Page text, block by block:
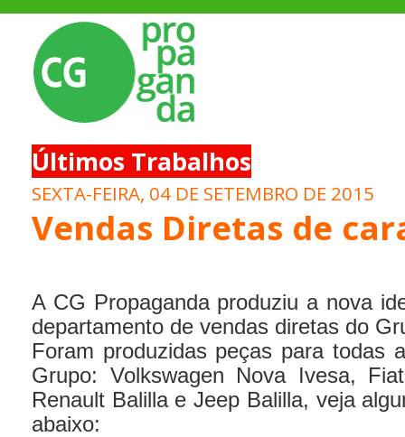
Últimos Trabalhos
SEXTA-FEIRA, 04 DE SETEMBRO DE 2015
Vendas Diretas de
A CG Propaganda produziu a nova
departamento de vendas diretas do
Foram produzidas peças para todas
Grupo: Volkswagen Nova Ivesa,
Renault Balilla e Jeep Balilla, veja
abaixo: